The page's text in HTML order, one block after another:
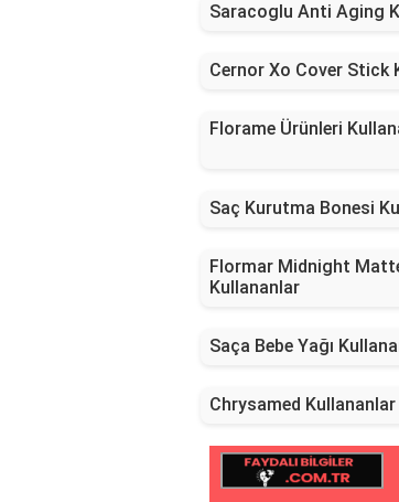
Saracoglu Anti Aging
Cernor Xo Cover Stick
Florame Ürünleri
Saç Kurutma Bonesi
Flormar Midnight
Kullananlar
Saça Bebe Yağı
Chrysamed Kullananlar